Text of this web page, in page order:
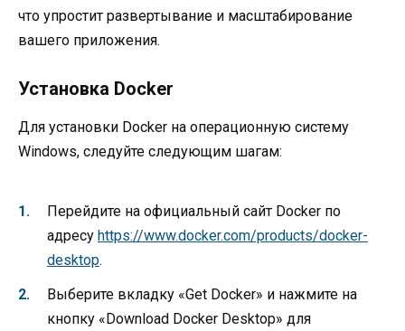
что упростит развертывание и масштабирование
вашего приложения.
Установка Docker
Для установки Docker на операционную систему
Windows, следуйте следующим шагам:
Перейдите на официальный сайт Docker по
адресу https://www.docker.com/products/docker-
desktop.
Выберите вкладку «Get Docker» и нажмите на
кнопку «Download Docker Desktop» для